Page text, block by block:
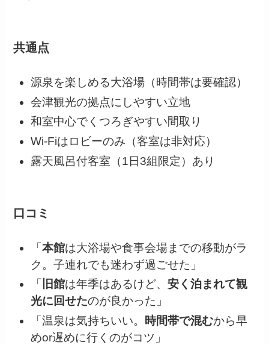
共通点
源泉を楽しめる大浴場（時間帯は要確認）
会津観光の拠点にしやすい立地
和室中心でくつろぎやすい間取り
Wi‑Fiはロビーのみ（客室は非対応）
露天風呂付客室（1日3組限定）あり
口コミ
「本館は大浴場や食事会場までの移動がラ
ク。子連れでも迷わず過ごせた」
「
旧館は年季はあるけど、 安く泊まれて観
光に回せたのが良かった」
「温泉は気持ちいい。
時間帯で混むから早
めor遅めに行くのがコツ」